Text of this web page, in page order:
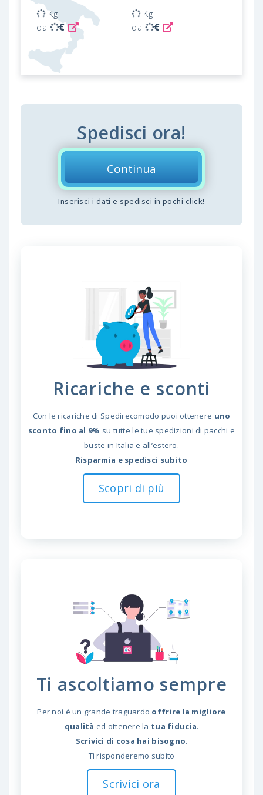
Kg
da
€
Kg
da
€
Spedisci ora!
Continua
Inserisci i dati e spedisci in pochi click!
Ricariche e sconti
Con le ricariche di Spedirecomodo puoi ottenere uno
sconto fino al 9% su tutte le tue spedizioni di pacchi e
buste in Italia e all’estero.
Risparmia e spedisci subito
Scopri di più
Ti ascoltiamo sempre
Per noi è un grande traguardo offrire la migliore
qualità ed ottenere la tua fiducia.
Scrivici di cosa hai bisogno.
Ti risponderemo subito
Scrivici ora